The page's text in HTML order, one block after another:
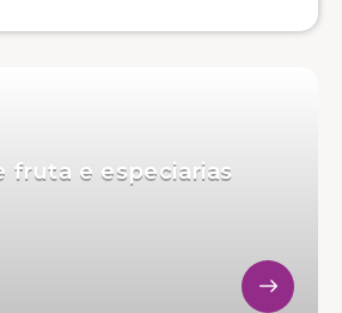
fruta e especiarias